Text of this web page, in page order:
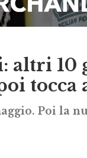
altri 10
tocca
Poi la